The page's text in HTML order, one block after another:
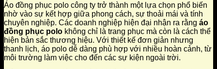
Áo đồng phục polo công ty trở thành một lựa chọn phổ biến
nhờ vào sự kết hợp giữa phong cách, sự thoải mái và tính
chuyên nghiệp. Các doanh nghiệp hiện đại nhận ra rằng áo
đồng phục polo không chỉ là trang phục mà còn là cách thể
hiện bản sắc thương hiệu. Với thiết kế đơn giản nhưng
thanh lịch, áo polo dễ dàng phù hợp với nhiều hoàn cảnh, từ
môi trường làm việc cho đến các sự kiện ngoài trời.